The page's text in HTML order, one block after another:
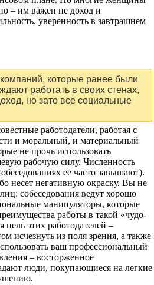
– им важен не доход и
уверенность в завтрашнем
которые ранее были
работать в своих стенах,
но зато все социальные
работодатели, работая с
и моральный, и материальный
не прочь использовать
рабочую силу. Численность
ее часто завышают).
несет негативную окраску. Вы не
собеседования ведут хорошо
манипуляторы, которые
работы в такой «чудо-
цель этих работодателей –
исчезнуть из поля зрения, а также
ваш профессиональный
– восторженное
люди, покупающиеся на легкие